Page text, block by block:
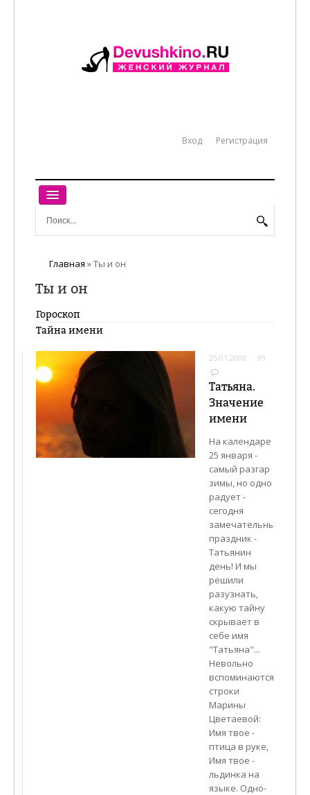
Вход Регистрация
ГЛАВНАЯ
РАБОТА
ТЫ И ОН
ЭНЦИКЛОПЕДИЯ
КИНОАФИША
КАТАЛОГ
Главная »Ты и он
Ты и он
Гороскоп
Тайна имени
25.01.2008 89
Татьяна.
Значение
имени
На календаре
25 января -
самый разгар
зимы, но одно
радует -
сегодня
замечательный
праздник -
Татьянин
день! И мы
решили
разузнать,
какую тайну
скрывает в
себе имя
"Татьяна"...
Невольно
вспоминаются
строки
Марины
Цветаевой:
Имя твое -
птица в руке,
Имя твое -
льдинка на
языке. Одно-